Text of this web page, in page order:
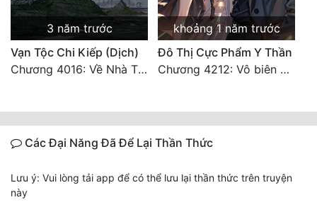
3 năm trước
Vạn Tộc Chi Kiếp (Dịch)
Chương 4016: Về Nhà Thôi... (Đại Kết Cục)
khoảng 1 năm trước
Đô Thị Cực Phẩm Y Thần
Chương 4212: Vô biên hắc ám
Các Đại Năng Đã Để Lại Thần Thức
Lưu ý: Vui lòng tải app để có thể lưu lại thần thức trên truyện
này